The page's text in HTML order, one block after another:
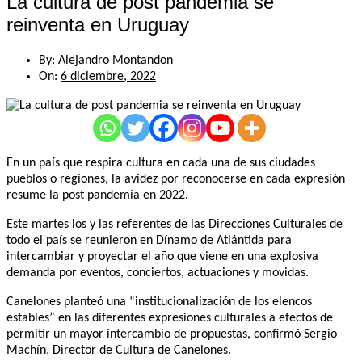
reinventa en Uruguay
By: Alejandro Montandon
On: 6 diciembre, 2022
En un país que respira cultura en cada una de sus ciudades
pueblos o regiones, la avidez por reconocerse en cada expresión
resume la post pandemia en 2022.
Este martes los y las referentes de las Direcciones Culturales de
todo el país se reunieron en Dínamo de Atlántida para
intercambiar y proyectar el año que viene en una explosiva
demanda por eventos, conciertos, actuaciones y movidas.
Canelones planteó una “institucionalización de los elencos
estables” en las diferentes expresiones culturales a efectos de
permitir un mayor intercambio de propuestas, confirmó Sergio
Machín, Director de Cultura de Canelones.